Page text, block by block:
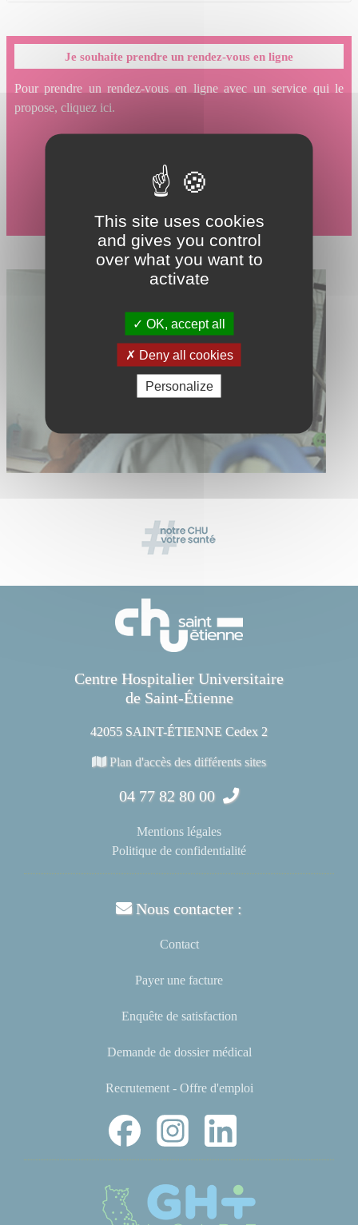
Je souhaite prendre un rendez-vous en ligne
Pour prendre un rendez-vous en ligne avec un service qui le
propose, cliquez ici.
Centre Hospitalier Universitaire
de Saint-Étienne
42055 SAINT-ÉTIENNE Cedex 2
Plan d'accès des différents sites
04 77 82 80 00
Mentions légales
Politique de confidentialité
Nous contacter :
Contact
Payer une facture
Enquête de satisfaction
Demande de dossier médical
Recrutement - Offre d'emploi
This site uses cookies
and gives you control
over what you want to
activate
OK, accept all
Deny all cookies
Personalize